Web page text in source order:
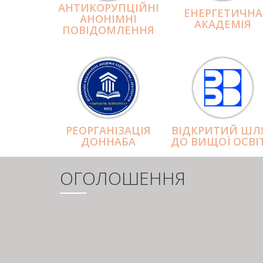
АНТИКОРУПЦІЙНІ
АНОНІМНІ
ПОВІДОМЛЕННЯ
ЕНЕРГЕТИЧНА
АКАДЕМІЯ
РЕОРГАНІЗАЦІЯ
ДОННАБА
ВІДКРИТИЙ
ДО ВИЩОЇ
ОГОЛОШЕННЯ